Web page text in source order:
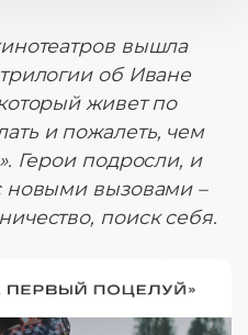
вышла
об Иване
живет по
и пожалеть, чем
Герои подросли, и
новыми вызовами –
поиск себя.